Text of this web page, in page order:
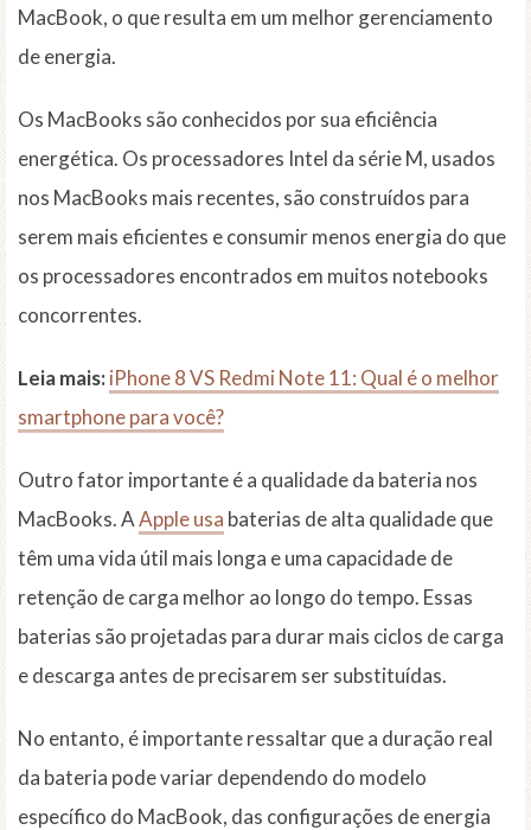
MacBook, o que resulta em um melhor gerenciamento
de energia.
Os MacBooks são conhecidos por sua eficiência
energética. Os processadores Intel da série M, usados
nos MacBooks mais recentes, são construídos para
serem mais eficientes e consumir menos energia do que
os processadores encontrados em muitos notebooks
concorrentes.
Leia mais:iPhone 8 VS Redmi Note 11: Qual é o melhor
smartphone para você?
Outro fator importante é a qualidade da bateria nos
MacBooks. AApple usa baterias de alta qualidade que
têm uma vida útil mais longa e uma capacidade de
retenção de carga melhor ao longo do tempo. Essas
baterias são projetadas para durar mais ciclos de carga
e descarga antes de precisarem ser substituídas.
No entanto, é importante ressaltar que a duração real
da bateria pode variar dependendo do modelo
específico do MacBook, das configurações de energia